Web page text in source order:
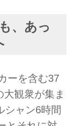
、あっ
ーを含む37
観衆が集ま
シャン6時間